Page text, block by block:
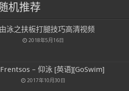
随机推荐
泳之扶板打腿技巧高清视频
2018年5月16日
– 仰泳 [英语][GoSwim]
2017年10月30日